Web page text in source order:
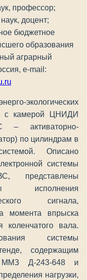
профессор;
доцент;
бюджетное
образования
аграрный
e-mail:
экологических
с камерой ЦНИДИ
– активаторно-
по цилиндрам в
Описано
системы
представлены
исполнения
сигнала,
момента впрыска
коленчатого вала.
системы
содержащим
ММЗ Д-243-648 и
нагрузки,